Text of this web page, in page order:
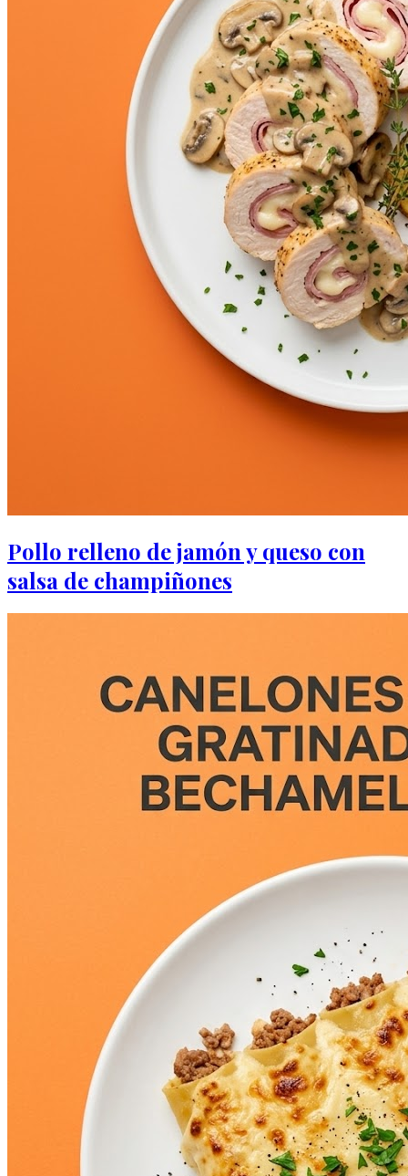
Pollo relleno de jamón y queso con
salsa de champiñones